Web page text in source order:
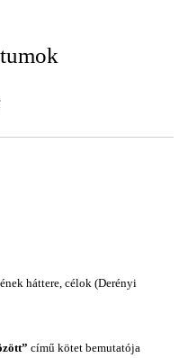
háttere, célok (Derényi
című kötet bemutatója